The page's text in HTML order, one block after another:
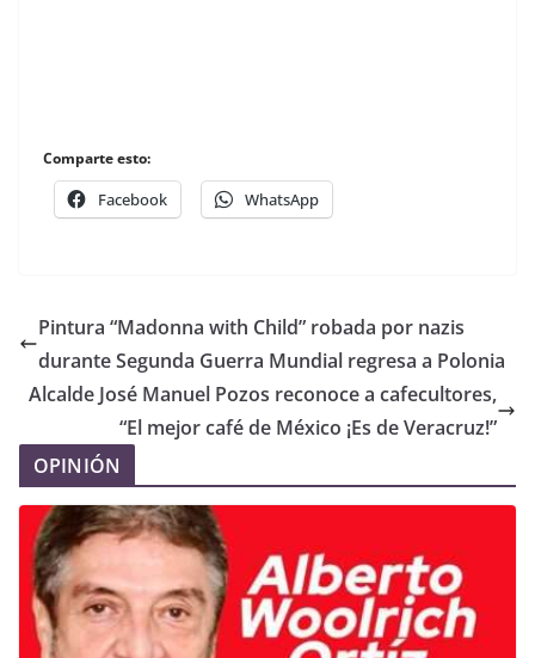
Comparte esto:
Facebook WhatsApp
Pintura “Madonna with Child” robada por nazis
durante Segunda Guerra Mundial regresa a Polonia
Alcalde José Manuel Pozos reconoce a cafecultores,
“El mejor café de México ¡Es de Veracruz!”
OPINIÓN